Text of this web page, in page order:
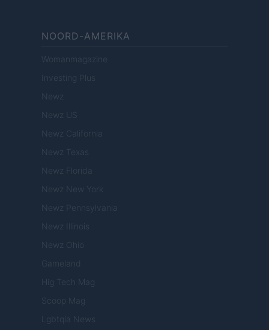
NOORD-AMERIKA
Womanmagazine
Investing Plus
Newz
Newz US
Newz California
Newz Texas
Newz Florida
Newz New York
Newz Pennsylvania
Newz Illinois
Newz Ohio
Gameland
Hig Tech Mag
Scoop Mag
Lgbtqia News